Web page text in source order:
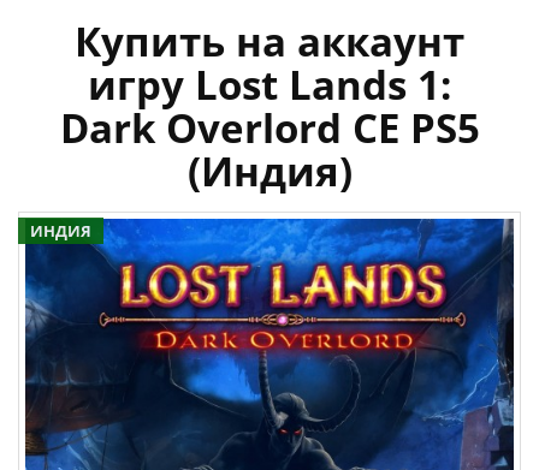
Купить на аккаунт
игру Lost Lands 1:
Dark Overlord CE PS5
(Индия)
ИНДИЯ